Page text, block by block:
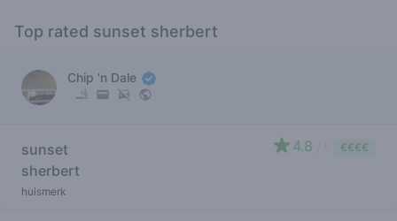
Top rated sunset sherbert
Chip 'n Dale
sunset
sherbert
huismerk
4.8 €€€€